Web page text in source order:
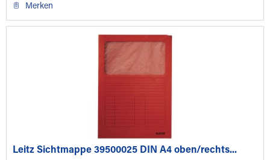
Merken
Leitz Sichtmappe 39500025 DIN A4 oben/rechts...